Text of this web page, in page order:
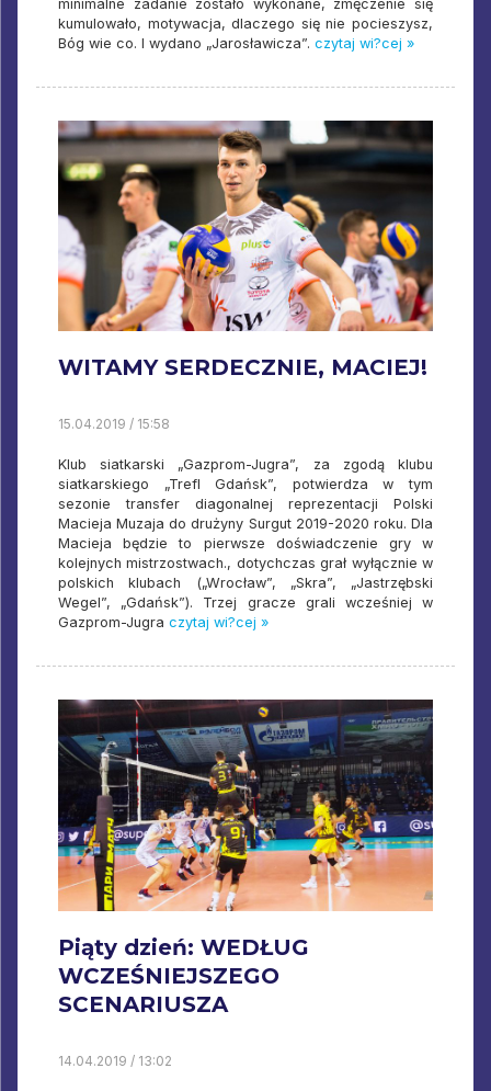
minimalne zadanie zostało wykonane, zmęczenie się
kumulowało, motywacja, dlaczego się nie pocieszysz,
Bóg wie co. I wydano „Jarosławicza”. czytaj wi?cej »
WITAMY SERDECZNIE, MACIEJ!
15.04.2019 / 15:58
Klub siatkarski „Gazprom-Jugra”, za zgodą klubu
siatkarskiego „Trefl Gdańsk”, potwierdza w tym
sezonie transfer diagonalnej reprezentacji Polski
Macieja Muzaja do drużyny Surgut 2019-2020 roku. Dla
Macieja będzie to pierwsze doświadczenie gry w
kolejnych mistrzostwach., dotychczas grał wyłącznie w
polskich klubach („Wrocław”, „Skra”, „Jastrzębski
Wegel”, „Gdańsk”). Trzej gracze grali wcześniej w
Gazprom-Jugra czytaj wi?cej »
Piąty dzień: WEDŁUG
WCZEŚNIEJSZEGO
SCENARIUSZA
14.04.2019 / 13:02